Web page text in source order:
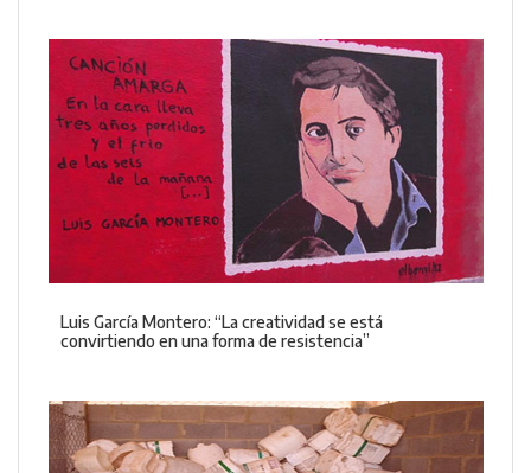
Luis García Montero: “La creatividad se está
convirtiendo en una forma de resistencia”